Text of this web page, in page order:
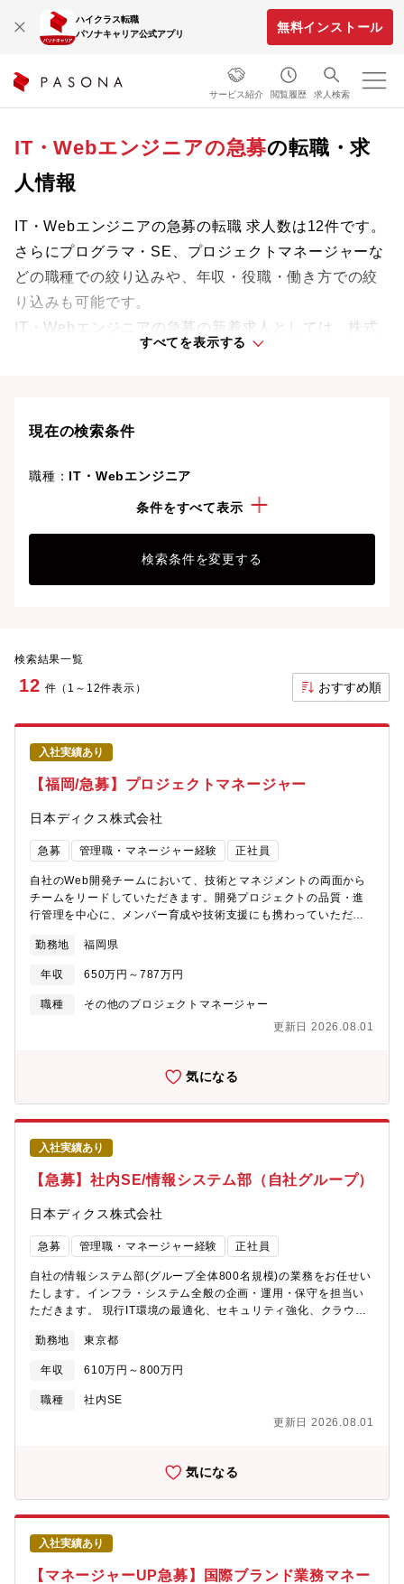
ハイクラス転職
パソナキャリア公式アプリ
無料インストール
サービス紹介 閲覧履歴 求人検索
IT・Webエンジニアの急募の転職・求
人情報
IT・Webエンジニアの急募の転職 求人数は12件です。
さらにプログラマ・SE、プロジェクトマネージャーな
どの職種での絞り込みや、年収・役職・働き方での絞
り込みも可能です。
IT・Webエンジニアの急募の新着求人としては、株式
会社NTTドコモなどがあります。
ましょう。想定年収が高い順に検索結果を並べ替える
すべてを表示する
現在の検索条件
職種： IT・Webエンジニア
条件をすべて表示
検索条件を変更する
検索結果一覧
12 件（1～12件表示） おすすめ順
入社実績あり
【福岡/急募】プロジェクトマネージャー
日本ディクス株式会社
急募 管理職・マネージャー経験 正社員
自社のWeb開発チームにおいて、技術とマネジメントの両面から
チームをリードしていただきます。開発プロジェクトの品質・進
行管理を中心に、メンバー育成や技術支援にも携わっていただき
PHP, Python, C++, SQLFW：React, Vue.js, Spring Boot, .NET
Framework, Laravel, DjangoDB：MySQL, PostgreSQL, Oracle
等【業務内容】・顧客との要件定義、課題整理、技術的提案・ア
ーキテクチャ設計、技術選定・Javaを中心としたWebアプリケー
エンドの設計方針策定・開発チームの技術リード、進行管理、品
た、組織づくりやマネジメントへの関与 など※将来的に得ら
れる経験とキャリアパス・顧客との要件定義、技術提案、アーキ
テクチャ設計など上流工程の経験・スクラッチ開発における全体
設計、技術判断、開発推進の経験・技術リード、アーキテクト、
PM候補、マネージャー候補としてのキャリア形成・小～中規模業
務システム開発での実践経験・標準化や育成、組織づくりに関与
する経験【配属部署】福岡の事業所で電力・製造業界メインのフ
ロントシステムの開発・運用・保守を幅広く担う部署。社員人
数：6名
勤務地 福岡県
年収 650万円～787万円
職種
その他のプロジェクトマネージャー
更新日 2026.08.01
気になる
入社実績あり
【急募】社内SE/情報システム部（自社グループ）
日本ディクス株式会社
急募 管理職・マネージャー経験 正社員
自社の情報システム部(グループ全体800名規模)の業務をお任せい
たします。インフラ・システム全般の企画・運用・保守を担当い
ただきます。 現行IT環境の最適化、セキュリティ強化、クラウド
ポジションです。 経験に応じて業務改善・クラウド活用・AI導入
などを含む 全社DX戦略の策定や上流工程 にも携わっていただき
ます。 【業務内容】・Microsoft 365 の管理・運用・改善 ・
Azure（IaaS / PaaS）環境の運用・構築・最適化 ・PC・アカウ
インフラの運用 ・ヘルプデスク対応、統括 ・外部監査（ISMS
テム導入プロジェクトの企画・管理 【配属部署】運用保守を専門
としており、請負の部署への配属予定です。25名程の20代～50代
の男女が活躍している部署となります。部としては外部顧客の案
件も扱っていますが、今回募集のポジションでは情報システム部
の専任担当を想定しています。
勤務地 東京都
年収 610万円～800万円
職種
社内SE
更新日 2026.08.01
気になる
入社実績あり
【マネージャーUP急募】国際ブランド業務マネー